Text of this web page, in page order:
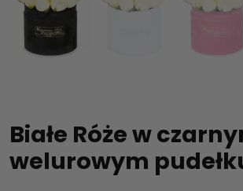
Białe Róże w
welurowym